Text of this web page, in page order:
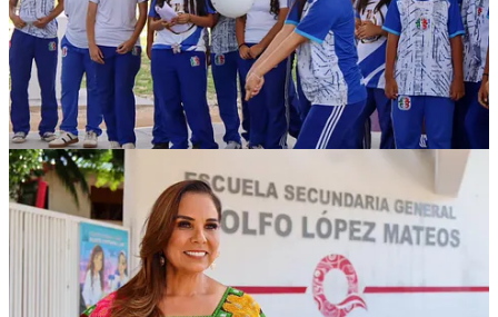
1
Compartir
Discusión sobre este post
Comentarios Restacks
Lo mejor de Último Debates